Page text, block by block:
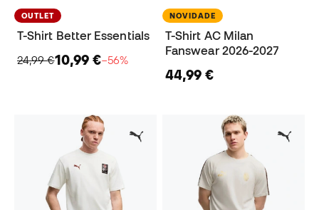
OUTLET
T-Shirt Better Essentials
24,99 €10,99 €−56%
NOVIDADE
T-Shirt AC Milan
Fanswear 2026-2027
44,99 €